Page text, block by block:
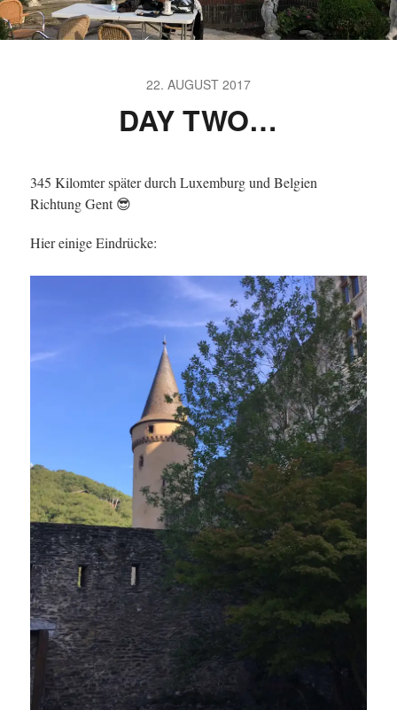
22. AUGUST 2017
DAY TWO…
345 Kilomter später durch Luxemburg und Belgien
Richtung Gent 😎
Hier einige Eindrücke: